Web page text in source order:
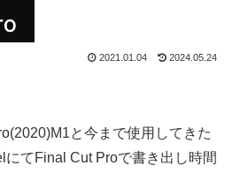
2021.01.04 2024.05.24
と今まで使用してきた
にてFinal Cut Proで書き出し時間